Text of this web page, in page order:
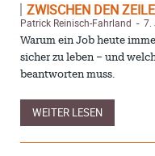
ZWISCHEN DEN
Patrick Reinisch-Fahrland - 7.
Warum ein Job heute
sicher zu leben – und
beantworten muss.
WEITER LESEN